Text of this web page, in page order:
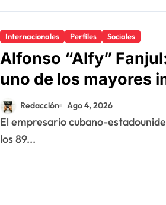
Internacionales Perfiles Sociales
Alfonso “Alfy”
uno de los mayores
Redacción Ago 4, 2026
El empresario cubano-estadounidense Alfonso «Alfy» Fanjul Jr., quien falleció en Cleveland, Ohio, a
los 89...